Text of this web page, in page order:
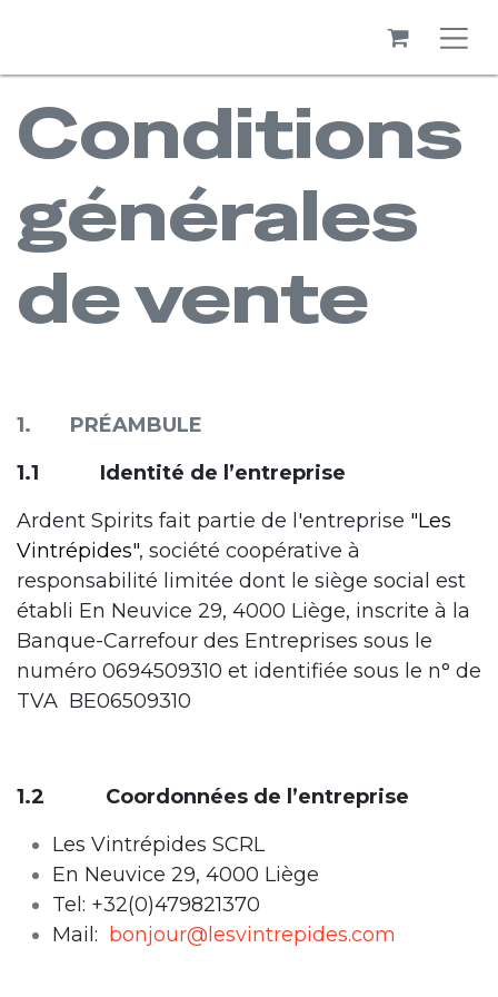
Conditions
générales
de vente
1. PRÉAMBULE
1.1 Identité de l’entreprise
Ardent Spirits fait partie de l'entreprise "Les
Vintrépides", société coopérative à
responsabilité limitée dont le siège social est
établi En Neuvice 29, 4000 Liège, inscrite à la
Banque-Carrefour des Entreprises sous le
numéro 0694509310 et identifiée sous le n° de
TVA BE06509310
1.2 Coordonnées de l’entreprise
Les Vintrépides SCRL
En Neuvice 29, 4000 Liège
Tel: +32(0)479821370
Mail: bonjour@lesvintrepides.com